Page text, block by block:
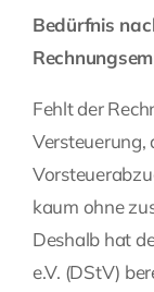
Bedürfnis
Fehlt der
Versteuerung,
kaum ohne
Deshalb hat
e.V. (DStV)